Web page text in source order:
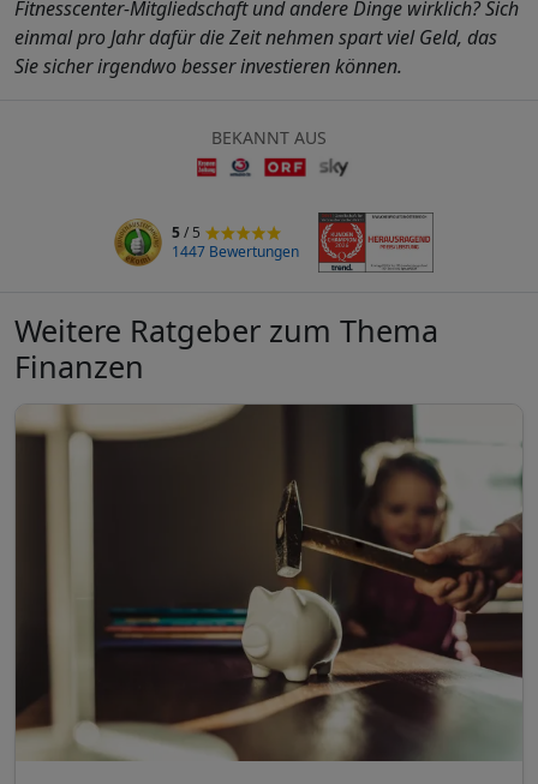
Fitnesscenter-Mitgliedschaft und andere Dinge wirklich? Sich
einmal pro Jahr dafür die Zeit nehmen spart viel Geld, das
Sie sicher irgendwo besser investieren können.
BEKANNT AUS
5/ 5
1447 Bewertungen
Weitere Ratgeber zum Thema
Finanzen